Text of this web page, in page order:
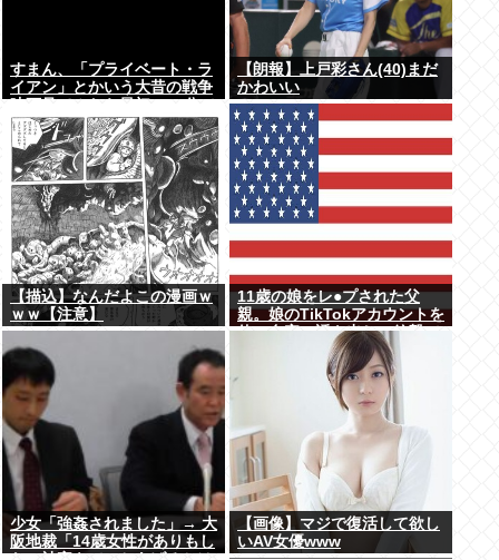
すまん、「プライベート・ラ
イアン」とかいう大昔の戦争
地獄なんだが…これずっと続
く感じ？
【朗報】上戸彩さん(40)まだ
かわいい
【描込】なんだよこの漫画ｗ
ｗｗ【注意】
11歳の娘をレ●プされた父
親。娘のTikTokアカウントを
使い自宅に誘き出し、銃撃で
少女「強姦されました」→ 大
阪地裁「14歳女性がありもし
【画像】マジで復活して欲し
いAV女優www